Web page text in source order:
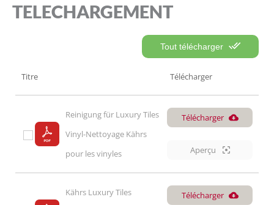
TELECHARGEMENT
Tout télécharger
Titre Télécharger
Reinigung für Luxury Tiles
Vinyl-Nettoyage Kährs
pour les vinyles
Télécharger
Aperçu
Kährs Luxury Tiles
Télécharger